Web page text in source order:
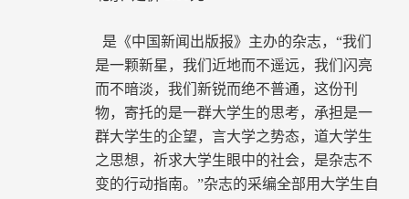
是《中国新闻出版报》主办的杂志，“我们
是一颗新星，我们近地而不遥远，我们闪亮
而不暗淡，我们新锐而绝不普通，这份刊
物，寄托的是一群大学生的思考，承担是一
群大学生的企望，言大学之势态，道大学生
之思想，祈求大学生眼中的社会，是杂志不
变的行动指南。”杂志的采编全部用大学生自